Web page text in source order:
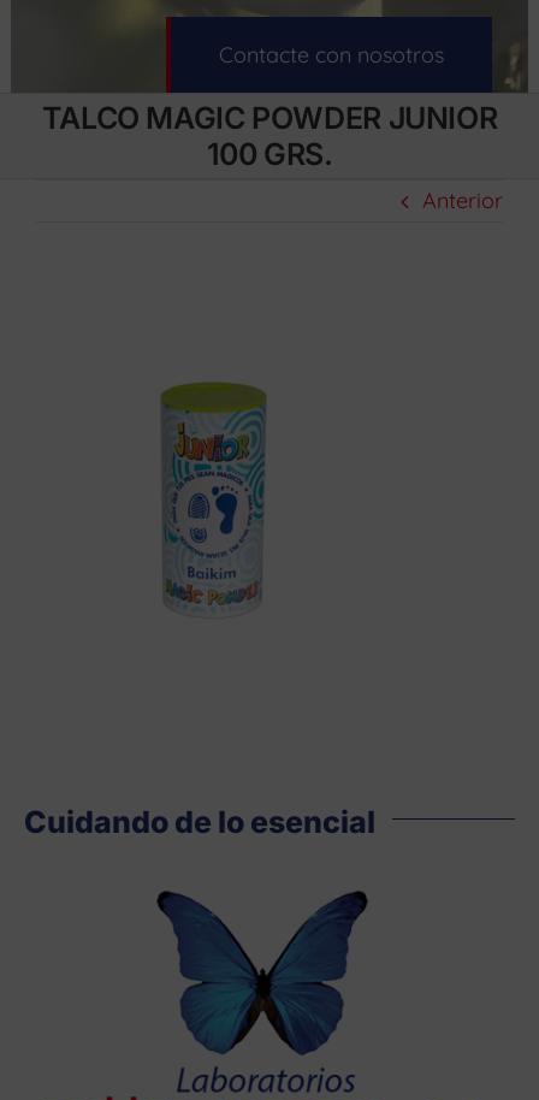
Contacte con nosotros
TALCO MAGIC POWDER JUNIOR
100 GRS.
Anterior
Cuidando de lo esencial